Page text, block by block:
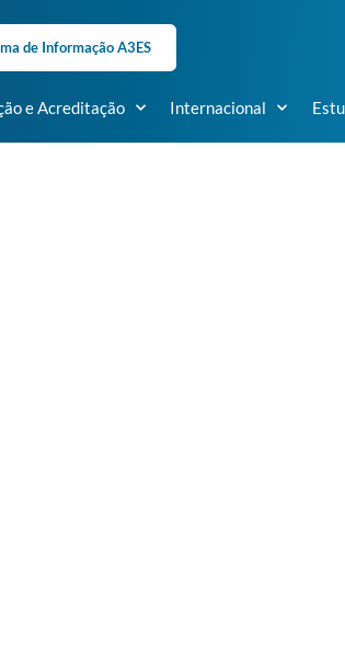
de Informação A3ES
e Acreditação Internacional